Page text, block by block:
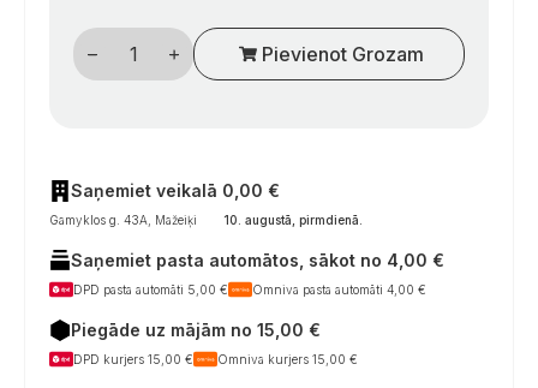
Automatinis
oro
išleidimo
3020
3010
/
3030
/
Plus“
kemperių
šildymo
Pievienot Grozam
Saņemiet veikalā 0,00 €
Gamyklos g. 43A, Mažeiķi 10. augustā, pirmdienā
Saņemiet pasta automātos, sākot no 4,00 €
DPD pasta automāti 5,00 € Omniva pasta automāti 4,00 €
Piegāde uz mājām no 15,00 €
DPD kurjers 15,00 € Omniva kurjers 15,00 €